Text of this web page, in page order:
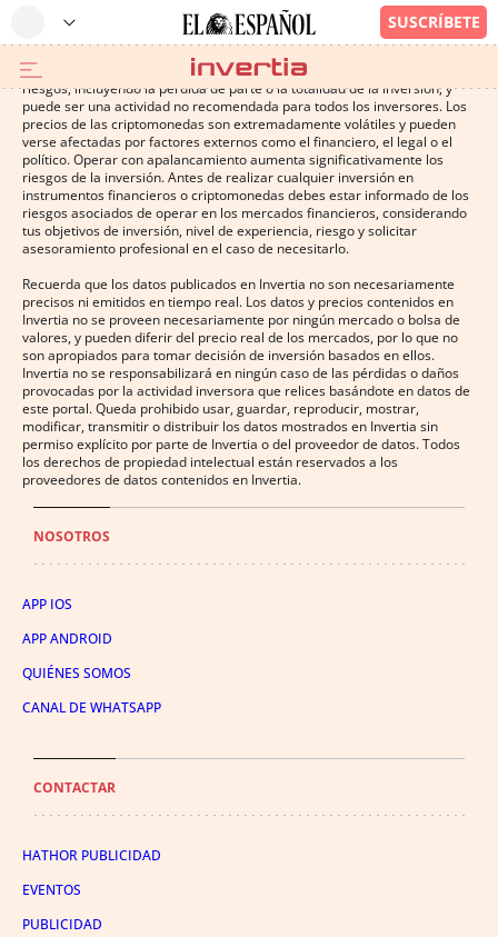
Operar con instrumentos financieros o criptomonedas conlleva altos
riesgos, incluyendo la pérdida de parte o la totalidad de la inversión, y
puede ser una actividad no recomendada para todos los inversores. Los
precios de las criptomonedas son extremadamente volátiles y pueden
verse afectadas por factores externos como el financiero, el legal o el
político. Operar con apalancamiento aumenta significativamente los
riesgos de la inversión. Antes de realizar cualquier inversión en
instrumentos financieros o criptomonedas debes estar informado de los
riesgos asociados de operar en los mercados financieros, considerando
tus objetivos de inversión, nivel de experiencia, riesgo y solicitar
asesoramiento profesional en el caso de necesitarlo.
Recuerda que los datos publicados en Invertia no son necesariamente
precisos ni emitidos en tiempo real. Los datos y precios contenidos en
Invertia no se proveen necesariamente por ningún mercado o bolsa de
valores, y pueden diferir del precio real de los mercados, por lo que no
son apropiados para tomar decisión de inversión basados en ellos.
Invertia no se responsabilizará en ningún caso de las pérdidas o daños
provocadas por la actividad inversora que relices basándote en datos de
este portal. Queda prohibido usar, guardar, reproducir, mostrar,
modificar, transmitir o distribuir los datos mostrados en Invertia sin
permiso explícito por parte de Invertia o del proveedor de datos. Todos
los derechos de propiedad intelectual están reservados a los
proveedores de datos contenidos en Invertia.
NOSOTROS
APP IOS
APP ANDROID
QUIÉNES SOMOS
CANAL DE WHATSAPP
CONTACTAR
HATHOR PUBLICIDAD
EVENTOS
PUBLICIDAD